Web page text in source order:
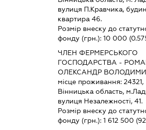
вулиця П.Кравчика,
квартира 46.
Розмір внеску до
фонду (грн.):10 000
ЧЛЕН ФЕРМЕРСЬКОГО
ГОСПОДАРСТВА -
ОЛЕКСАНДР
місце проживання: 24321,
Вінницька область,
вулиця Незалежності, 41.
Розмір внеску до
фонду (грн.):1 612 500